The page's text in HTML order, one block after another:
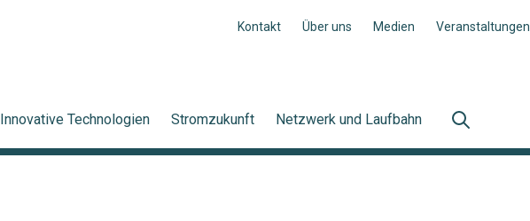
Kontakt Über uns Medien Veranstaltungen
Innovative Technologien Stromzukunft Netzwerk und Laufbahn